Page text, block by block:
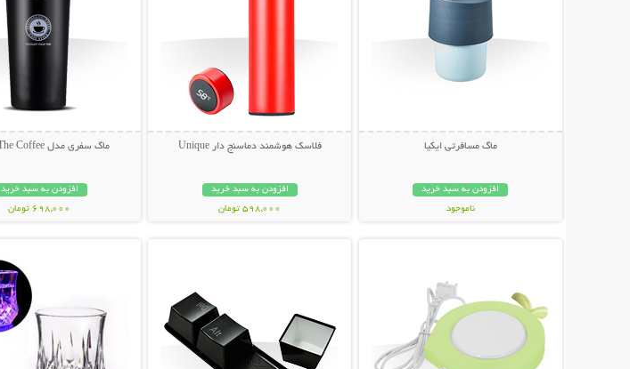
ماگ مسافرتی ایکیا
افزودن به سبد خرید
ناموجود
فلاسک هوشمند دماسنج دار Unique
افزودن به سبد خرید
598,000 تومان
ماگ سفری مدل Enjoy The Coffee
افزودن به سبد خرید
698,000 تومان